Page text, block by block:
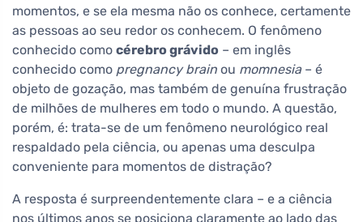
momentos, e se ela mesma não os conhece, certamente
as pessoas ao seu redor os conhecem. O fenômeno
conhecido como cérebro grávido – em inglês
conhecido como pregnancy brain ou momnesia– é
objeto de gozação, mas também de genuína frustração
de milhões de mulheres em todo o mundo. A questão,
porém, é: trata-se de um fenômeno neurológico real
respaldado pela ciência, ou apenas uma desculpa
conveniente para momentos de distração?
A resposta é surpreendentemente clara – e a ciência
nos últimos anos se posiciona claramente ao lado das